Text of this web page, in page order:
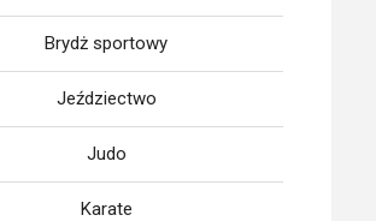
Brydż sportowy
Jeździectwo
Judo
Karate